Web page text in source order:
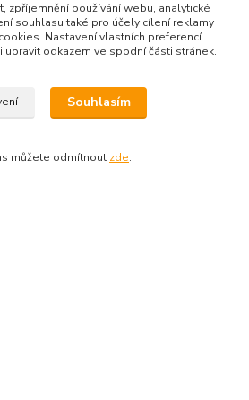
zboží 4
zpříjemnění používání webu, analytické
souhlasu také pro účely cílení reklamy
Nastavení vlastních preferencí
odkazem ve spodní části stránek.
Souhlasím
můžete odmítnout zde.